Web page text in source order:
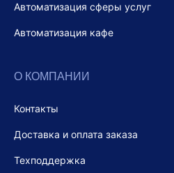
Автоматизация сферы услуг
Автоматизация кафе
О КОМПАНИИ
Контакты
Доставка и оплата заказа
Техподдержка